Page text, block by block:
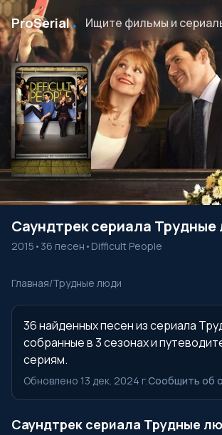
ProSerial․
Саундтрек сериала
2015 • 36 песен • Difficult People
Главная/Трудные люди
36 найденных песен из сериала
собранные в 3 сезонах и
сериям.
Обновлено 13 дек. 2024 г.Сообщить об
Саундтрек сериала Трудные